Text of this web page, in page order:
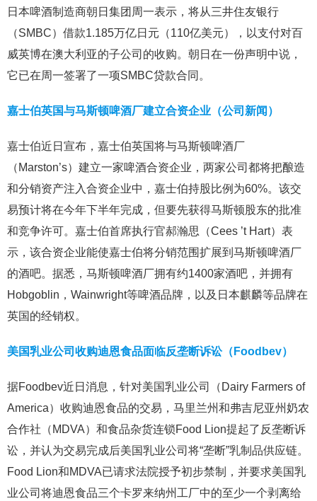
日本啤酒制造商朝日集团周一表示，将从三井住友银行
（SMBC）借款1.185万亿日元（110亿美元），以支付对百
威英博在澳大利亚的子公司的收购。朝日在一份声明中说，
它已在周一签署了一项SMBC贷款合同。
嘉士伯英国与马斯顿啤酒厂建立合资企业（公司新闻）
嘉士伯近日宣布，嘉士伯英国将与马斯顿啤酒厂
（Marston’s）建立一家啤酒合资企业，两家公司都将把酿造
和分销资产注入合资企业中，嘉士伯持股比例为60%。该交
易预计将在今年下半年完成，但要先获得马斯顿股东的批准
和竞争许可。嘉士伯首席执行官郝瀚思（Cees ’t Hart）表
示，该合资企业能使嘉士伯将分销范围扩展到马斯顿啤酒厂
的酒吧。据悉，马斯顿啤酒厂拥有约1400家酒吧，并拥有
Hobgoblin，Wainwright等啤酒品牌，以及日本麒麟等品牌在
英国的经销权。
美国乳业公司收购迪恩食品面临反垄断诉讼（Foodbev）
据Foodbev近日消息，针对美国乳业公司（Dairy Farmers of
America）收购迪恩食品的交易，马里兰州和弗吉尼亚州奶农
合作社（MDVA）和食品杂货连锁Food Lion提起了反垄断诉
讼，并认为交易完成后美国乳业公司将“垄断”乳制品供应链。
Food Lion和MDVA已请求法院授予初步禁制，并要求美国乳
业公司将迪恩食品三个卡罗来纳州工厂中的至少一个剥离给